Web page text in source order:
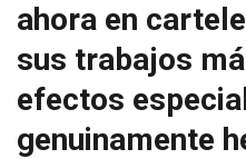
ahora en
sus trabajos
efectos
genuinamente